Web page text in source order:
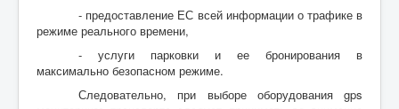
- предоставление ЕС всей информации о трафике в
режиме реального времени,
- услуги парковки и ее бронирования в
максимально безопасном режиме.
Следовательно, при выборе оборудования gps